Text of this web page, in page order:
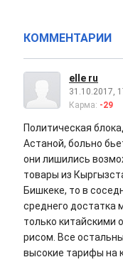
КОММЕНТАРИИ
elle ru
31.10.2017,
Карма: -29
Политическая
Астаной, больно
они лишились
товары из
Бишкеке, то в
среднего достатка
только китайскими
рисом. Все
высокие тарифы на